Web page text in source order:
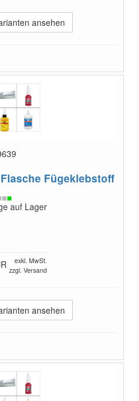
ansehen
Fügeklebstoff
auf Lager
exkl. MwSt.
zzgl. Versand
ansehen